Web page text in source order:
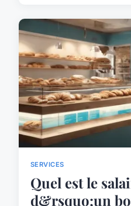
SERVICES
Quel est le
d&rsquo;un